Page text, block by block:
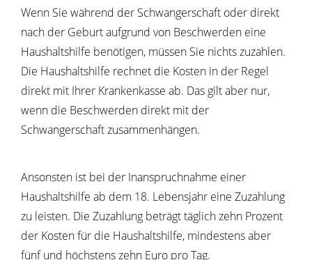
Wenn Sie während der Schwangerschaft oder direkt
nach der Geburt aufgrund von Beschwerden eine
Haushaltshilfe benötigen, müssen Sie nichts zuzahlen.
Die Haushaltshilfe rechnet die Kosten in der Regel
direkt mit Ihrer Krankenkasse ab. Das gilt aber nur,
wenn die Beschwerden direkt mit der
Schwangerschaft zusammenhängen.
Ansonsten ist bei der Inanspruchnahme einer
Haushaltshilfe ab dem 18. Lebensjahr eine Zuzahlung
zu leisten. Die Zuzahlung beträgt täglich zehn Prozent
der Kosten für die Haushaltshilfe, mindestens aber
fünf und höchstens zehn Euro pro Tag.